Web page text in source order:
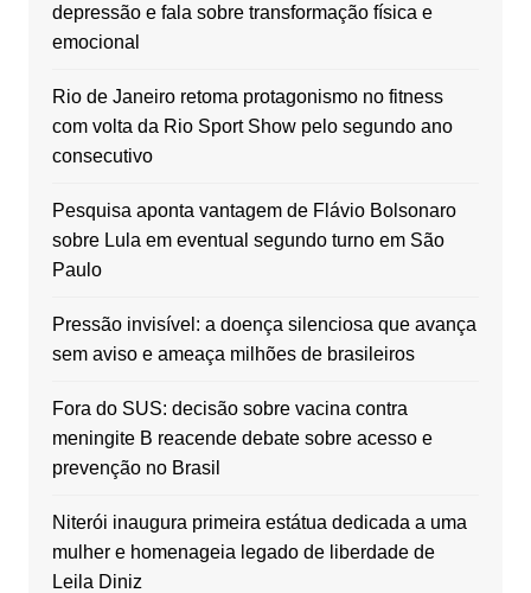
depressão e fala sobre transformação física e
emocional
Rio de Janeiro retoma protagonismo no fitness
com volta da Rio Sport Show pelo segundo ano
consecutivo
Pesquisa aponta vantagem de Flávio Bolsonaro
sobre Lula em eventual segundo turno em São
Paulo
Pressão invisível: a doença silenciosa que avança
sem aviso e ameaça milhões de brasileiros
Fora do SUS: decisão sobre vacina contra
meningite B reacende debate sobre acesso e
prevenção no Brasil
Niterói inaugura primeira estátua dedicada a uma
mulher e homenageia legado de liberdade de
Leila Diniz